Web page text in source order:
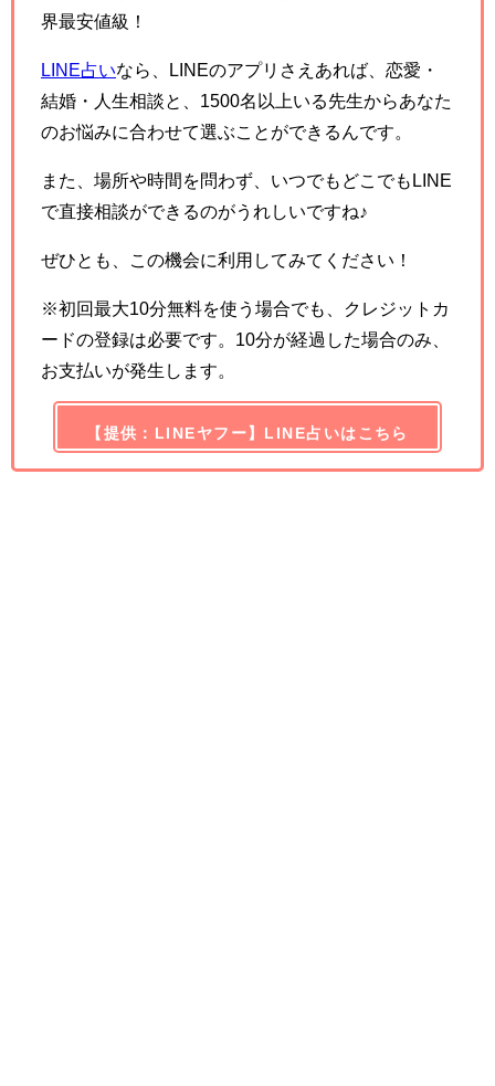
界最安値級！
LINE占いなら、LINEのアプリさえあれば、恋愛・
結婚・人生相談と、1500名以上いる先生からあなた
のお悩みに合わせて選ぶことができるんです。
また、場所や時間を問わず、いつでもどこでもLINE
で直接相談ができるのがうれしいですね♪
ぜひとも、この機会に利用してみてください！
※初回最大10分無料を使う場合でも、クレジットカ
ードの登録は必要です。10分が経過した場合のみ、
お支払いが発生します。
【提供：LINEヤフー】LINE占いはこちら